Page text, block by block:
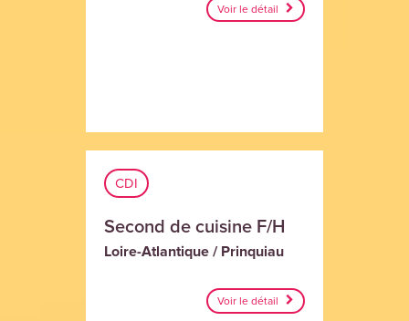
Voir le détail
CDI
Second de cuisine F/H
Loire-Atlantique / Prinquiau
Voir le détail